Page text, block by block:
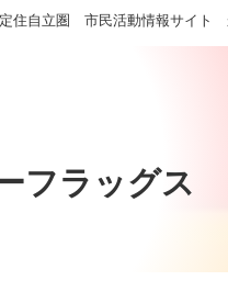
住自立圏 市民活動情報サイト
フラッグス